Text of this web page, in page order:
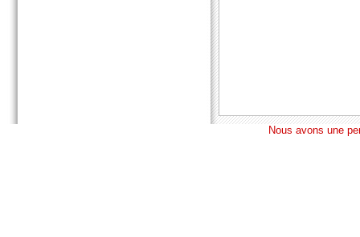
Nous avons une